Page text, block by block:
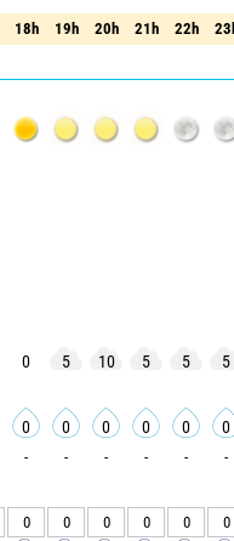
Fiabilité 80%
18h 19h 20h 21h 22h
18h 19h 20h 21h 22h
0 5 10 5 5 5
0 0 0 0 0 0
- - - - - -
0 0 0 0 0 0